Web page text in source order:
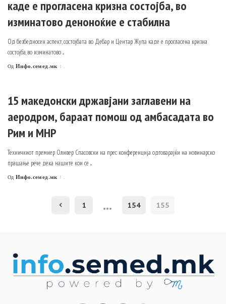
каде е прогласена кризна состојба, во
изминатово деноноќие е стабилна
Од безбедносен аспект, состојбата во Дебар и Центар Жупа каде е прогласена кризна
состојба, во изминатово...
Posted
Од Инфо.семед.мк .
15 македонски државјани заглавени на
аеродром, бараат помош од амбасадата во
Рим и МНР
Техничкиот премиер Оливер Спасовски на прес конференција одговарајќи на новинарско
прашање рече дека нашите кои се ...
Posted
Од Инфо.семед.мк .
1 … 154 155